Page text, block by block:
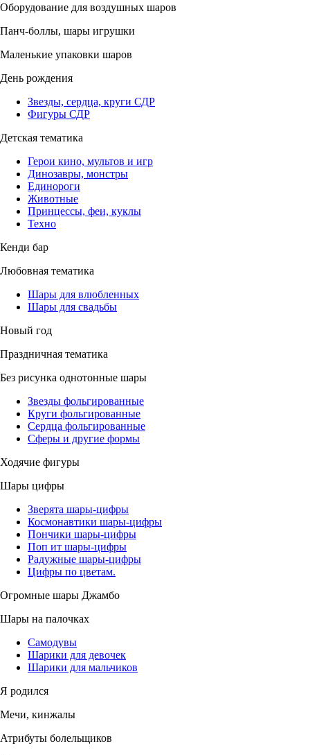
Оборудование для воздушных шаров
Панч-боллы, шары игрушки
Маленькие упаковки шаров
День рождения
Звезды, сердца, круги СДР
Фигуры СДР
Детская тематика
Герои кино, мультов и игр
Динозавры, монстры
Единороги
Животные
Принцессы, феи, куклы
Техно
Кенди бар
Любовная тематика
Шары для влюбленных
Шары для свадьбы
Новый год
Праздничная тематика
Без рисунка однотонные шары
Звезды фольгированные
Круги фольгированные
Сердца фольгированные
Сферы и другие формы
Ходячие фигуры
Шары цифры
Зверята шары-цифры
Космонавтики шары-цифры
Пончики шары-цифры
Поп ит шары-цифры
Радужные шары-цифры
Цифры по цветам.
Огромные шары Джамбо
Шары на палочках
Самодувы
Шарики для девочек
Шарики для мальчиков
Я родился
Мечи, кинжалы
Атрибуты болельщиков